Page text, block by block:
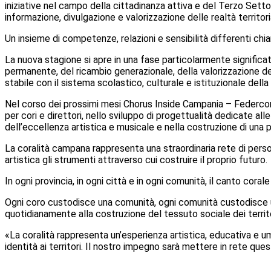
iniziative nel campo della cittadinanza attiva e del Terzo
informazione, divulgazione e valorizzazione delle realtà
Un insieme di competenze, relazioni e sensibilità differenti
La nuova stagione si apre in una fase particolarmente
permanente, del ricambio generazionale, della valorizzazione
stabile con il sistema scolastico, culturale e istituzionale della
Nel corso dei prossimi mesi Chorus Inside Campania –
per cori e direttori, nello sviluppo di progettualità dedicate
dell’eccellenza artistica e musicale e nella costruzione di
La coralità campana rappresenta una straordinaria rete di
artistica gli strumenti attraverso cui costruire il proprio futuro.
In ogni provincia, in ogni città e in ogni comunità, il canto
Ogni coro custodisce una comunità, ogni comunità
quotidianamente alla costruzione del tessuto sociale dei
«La coralità rappresenta un’esperienza artistica, educativa e
identità ai territori. Il nostro impegno sarà mettere in rete